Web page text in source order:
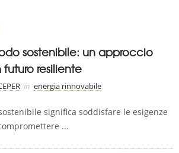
sostenibile: un approccio
resiliente
in energia rinnovabile
significa soddisfare le esigenze
...